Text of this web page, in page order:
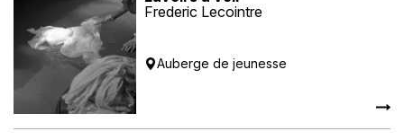
Frederic Lecointre
Auberge de jeunesse